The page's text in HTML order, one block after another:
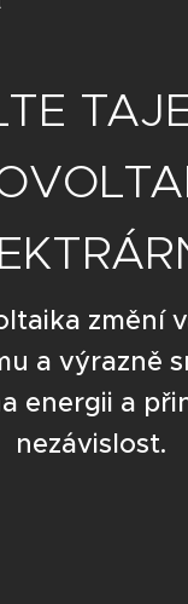
změní
a výrazně
energii a
nezávislost.